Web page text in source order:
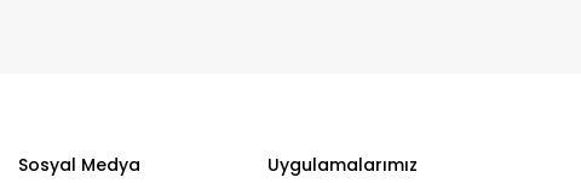
Sosyal Medya Uygulamalarımız